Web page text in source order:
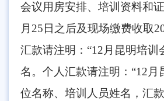
会议用房安排、培训资料和
月25日之后及现场缴费收取
汇款请注明：“12月昆明培训
名。个人汇款请注明：“12月
位名称、培训人员姓名，汇